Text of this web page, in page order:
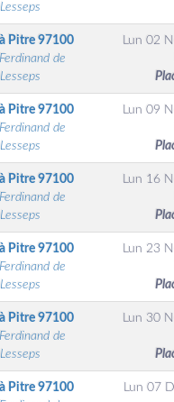
Lesseps
Pitre97100
de
Lesseps
Lun 02
Pitre97100
de
Lesseps
Lun 09
Pitre97100
de
Lesseps
Lun 16
Pitre97100
de
Lesseps
Lun 23
Pitre97100
de
Lesseps
Lun 30
Pitre97100
Lun 07